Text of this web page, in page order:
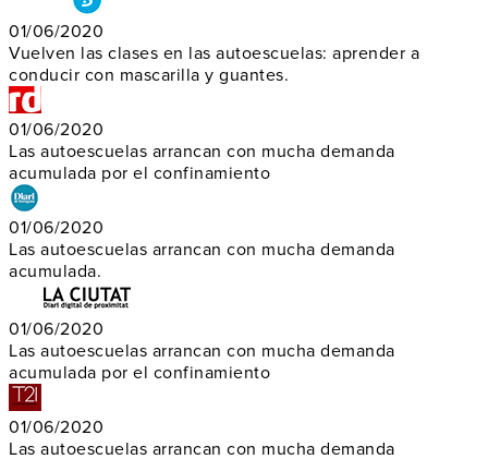
01/06/2020
Vuelven las clases en las autoescuelas: aprender a
conducir con mascarilla y guantes.
01/06/2020
Las autoescuelas arrancan con mucha demanda
acumulada por el confinamiento
01/06/2020
Las autoescuelas arrancan con mucha demanda
acumulada.
01/06/2020
Las autoescuelas arrancan con mucha demanda
acumulada por el confinamiento
01/06/2020
Las autoescuelas arrancan con mucha demanda